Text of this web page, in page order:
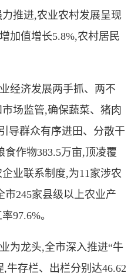
推进,农业农村发展呈现
加值增长5.8%,农村居民
济发展两手抓、两不
场监管,确保蔬菜、猪肉
导群众有序进田、分散干
作物383.5万亩,顶凌覆
业联系制度,为11家涉农
市245家县级以上农业产
97.6%。
龙头,全市深入推进“牛
牛存栏、出栏分别达46.62